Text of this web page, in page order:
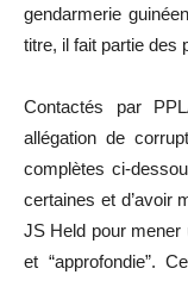
gendarmerie
titre, il fait partie des
Contactés par
allégation de
complètes ci-
certaines et d’avoir
JS Held pour mener
et “approfondie”.